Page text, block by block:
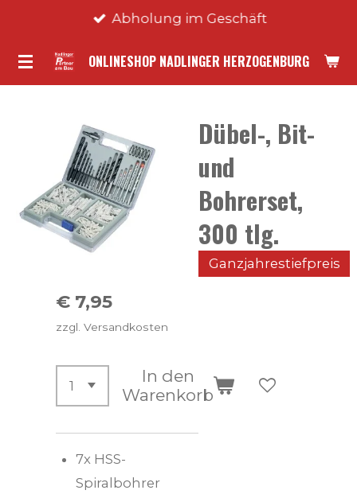
springen
ONLINESHOP NADLINGER HERZOGENBURG
Abholung im Geschäft
Dübel-, Bit-
und
Bohrerset,
300 tlg.
Ganzjahrestiefpreis
€ 7,95
zzgl. Versandkosten
In den
Warenkorb
7x HSS-
Spiralbohrer